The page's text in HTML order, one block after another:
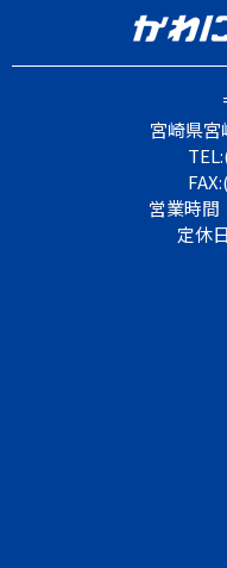
宮崎県宮
営業時間
定休